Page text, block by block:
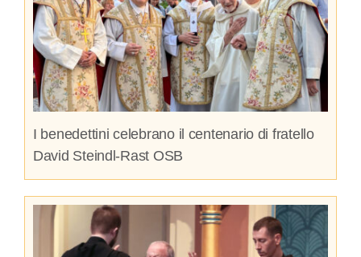
I benedettini celebrano il centenario di fratello
David Steindl-Rast OSB